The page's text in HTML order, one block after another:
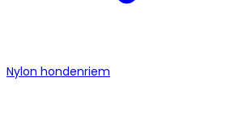
Nylon hondenriem